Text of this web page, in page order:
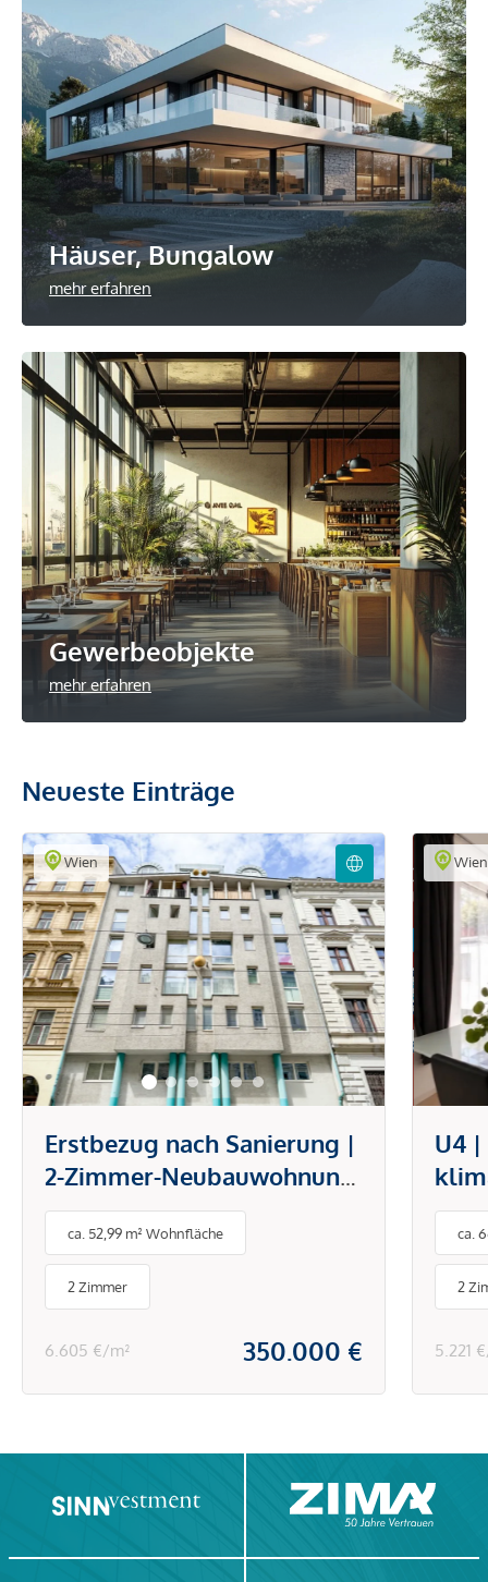
Häuser, Bungalow
mehr erfahren
Gewerbeobjekte
mehr erfahren
Neueste Einträge
Wien
Erstbezug nach Sanierung |
2-Zimmer-Neubauwohnung
mit Garage nahe
Mariahilfer Straße
ca. 52,99 m² Wohnfläche
2 Zimmer
6.605 €/m² 350.000 €
Wien
U4
ca.
2
5.221